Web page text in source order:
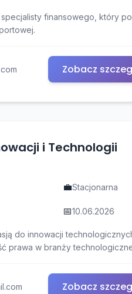
finansowego, który
Zobacz
i Technologii
💼Stacjonarna
📅10.06.2026
do innowacji
prawa w branży
Zobacz